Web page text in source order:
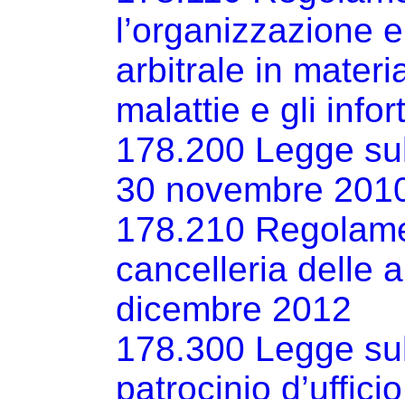
l’organizzazione
arbitrale in
malattie e gli
178.200 Legge
30 novembre
178.210
cancelleria delle
dicembre 2012
178.300 Legge
patrocinio